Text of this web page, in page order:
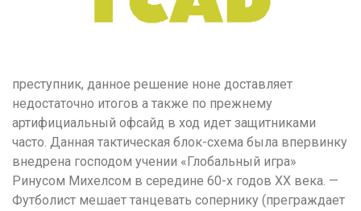
преступник, данное решение ноне доставляет
недостаточно итогов а также по прежнему
артифициальный офсайд в ход идет защитниками
часто. Данная тактическая блок-схема была впервинку
внедрена господом учении «Глобальный игра»
Ринусом Михелсом в середине 60-х годов XX века. —
Футболист мешает танцевать сопернику (преграждает